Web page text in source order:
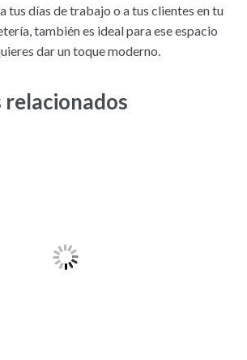
tus días de trabajo o a tus clientes en tu
también es ideal para ese espacio
dar un toque moderno.